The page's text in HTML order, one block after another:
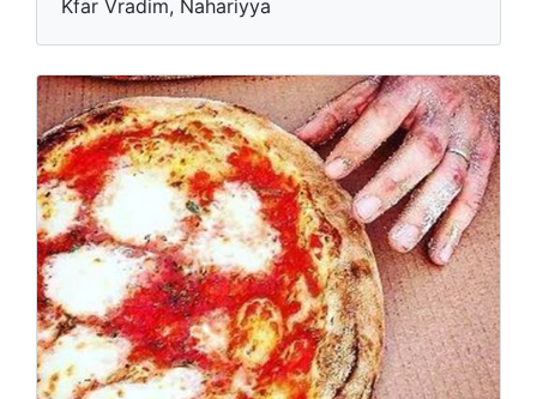
Kfar Vradim, Nahariyya